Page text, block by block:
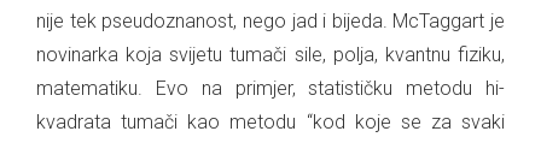
nije tek pseudoznanost, nego jad i bijeda. McTaggart je
novinarka koja svijetu tumači sile, polja, kvantnu fiziku,
matematiku. Evo na primjer, statističku metodu hi-
kvadrata tumači kao metodu “kod koje se za svaki